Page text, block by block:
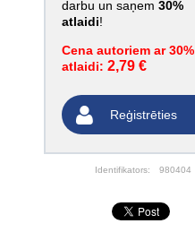
darbu un saņem 30%
atlaidi!
Cena autoriem ar 30%
atlaidi: 2,79 €
Reģistrēties
Identifikators: 980404